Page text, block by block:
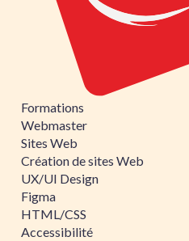
Formations
Webmaster
Sites Web
Création de sites Web
UX/UI Design
Figma
HTML/CSS
Accessibilité